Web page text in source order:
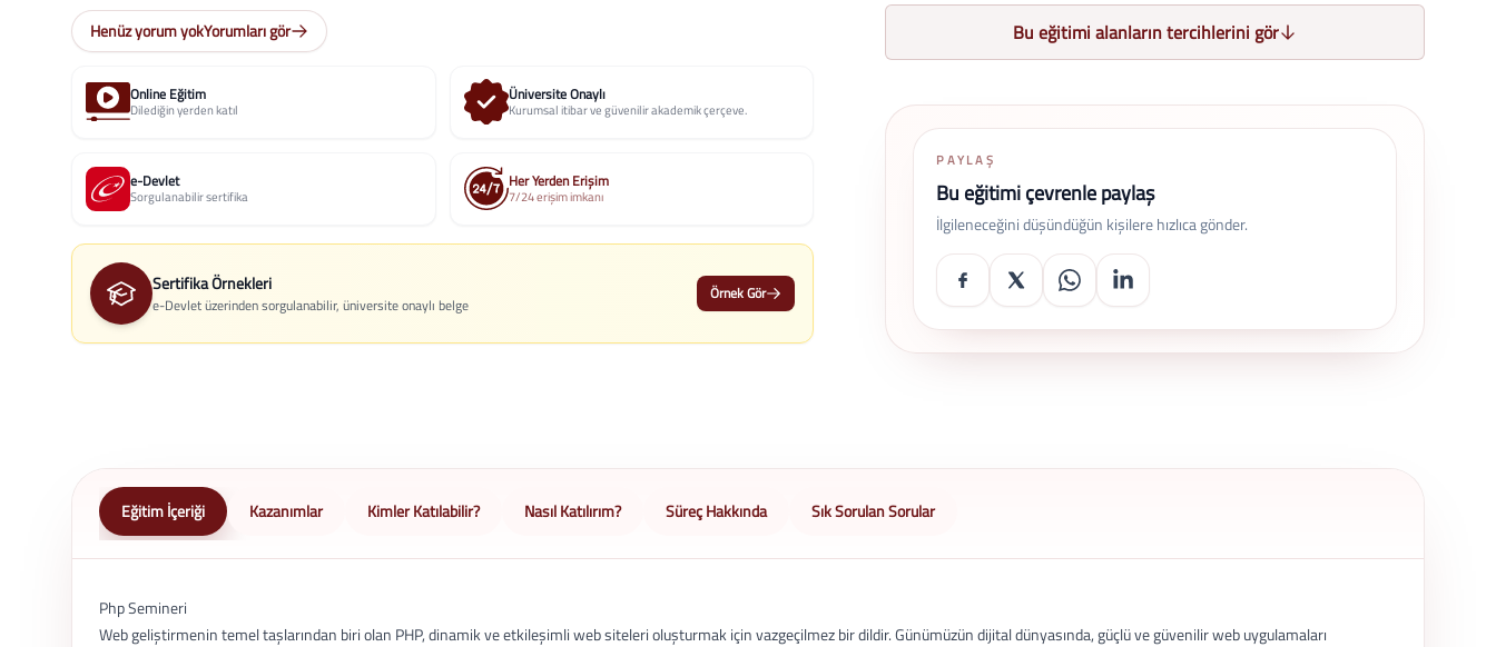
Henüz yorum yokYorumları gör
Online Eğitim
Dilediğin yerden katıl
Üniversite Onaylı
Kurumsal itibar ve güvenilir akademik çerçeve.
e-Devlet
Sorgulanabilir sertifika
Her Yerden Erişim
7/24 erişim imkanı
Sertifika Örnekleri
e-Devlet üzerinden sorgulanabilir, üniversite onaylı belge
Örnek Gör
Bu eğitimi alanların tercihlerini gör
PAYLAŞ
Bu eğitimi çevrenle paylaş
İlgileneceğini düşündüğün kişilere hızlıca gönder.
Eğitim İçeriği Kazanımlar Kimler Katılabilir? Nasıl Katılırım? Süreç Hakkında Sık Sorulan Sorular
Php Semineri
Web geliştirmenin temel taşlarından biri olan PHP, dinamik ve etkileşimli web siteleri oluşturmak için vazgeçilmez bir dildir. Günümüzün dijital dünyasında, güçlü ve güvenilir web uygulamaları